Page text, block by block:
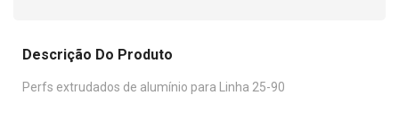
Descrição Do Produto
Perfs extrudados de alumínio para Linha 25-90